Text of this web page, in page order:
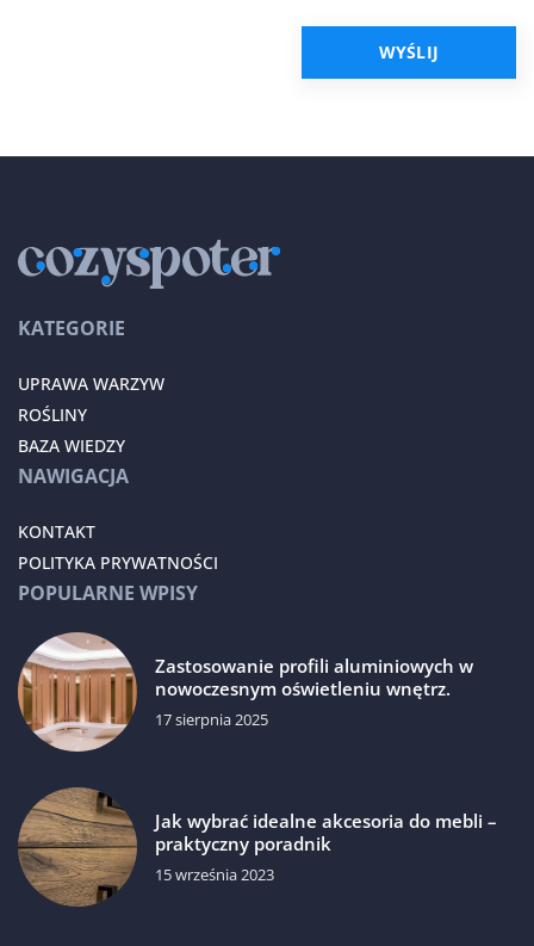
KATEGORIE
UPRAWA WARZYW
ROŚLINY
BAZA WIEDZY
NAWIGACJA
KONTAKT
POLITYKA PRYWATNOŚCI
POPULARNE WPISY
Zastosowanie profili aluminiowych w
nowoczesnym oświetleniu wnętrz.
17 sierpnia 2025
Jak wybrać idealne akcesoria do mebli –
praktyczny poradnik
15 września 2023